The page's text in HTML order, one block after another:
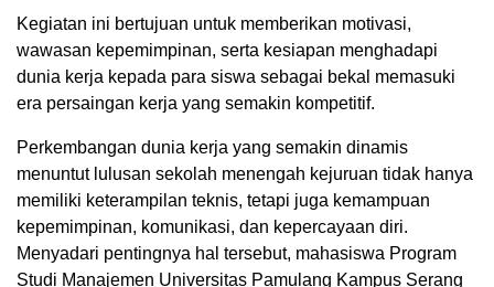
Kegiatan ini bertujuan untuk memberikan motivasi,
wawasan kepemimpinan, serta kesiapan menghadapi
dunia kerja kepada para siswa sebagai bekal memasuki
era persaingan kerja yang semakin kompetitif.
Perkembangan dunia kerja yang semakin dinamis
menuntut lulusan sekolah menengah kejuruan tidak hanya
memiliki keterampilan teknis, tetapi juga kemampuan
kepemimpinan, komunikasi, dan kepercayaan diri.
Menyadari pentingnya hal tersebut, mahasiswa Program
Studi Manajemen Universitas Pamulang Kampus Serang